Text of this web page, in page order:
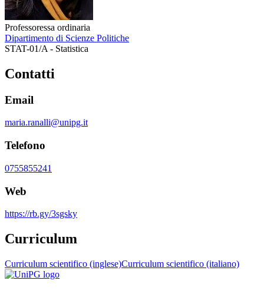
Professoressa ordinaria
Dipartimento di Scienze Politiche
STAT-01/A - Statistica
Contatti
Email
maria.ranalli@unipg.it
Telefono
0755855241
Web
https://rb.gy/3sgsky
Curriculum
Curriculum scientifico (inglese)Curriculum scientifico (italiano)